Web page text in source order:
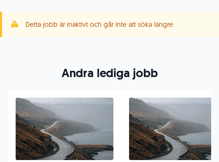
Detta jobb är inaktivt och går inte att söka längre
Andra lediga jobb